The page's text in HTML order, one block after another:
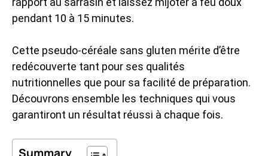
pendant 10 à 15 minutes.
Cette pseudo-céréale sans gluten mérite d’être
redécouverte tant pour ses qualités
nutritionnelles que pour sa facilité de préparation.
Découvrons ensemble les techniques qui vous
garantiront un résultat réussi à chaque fois.